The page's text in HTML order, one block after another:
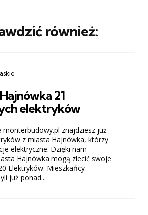
również:
21
elektryków
monterbudowy.pl znajdziesz już
z miasta Hajnówka, którzy
elektryczne. Dzięki nam
Hajnówka mogą zlecić swoje
Elektryków. Mieszkańcy
już ponad...